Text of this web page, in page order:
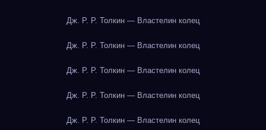
Дж. Р. Р. Толкин — Властелин колец
Дж. Р. Р. Толкин — Властелин колец
Дж. Р. Р. Толкин — Властелин колец
Дж. Р. Р. Толкин — Властелин колец
Дж. Р. Р. Толкин — Властелин колец